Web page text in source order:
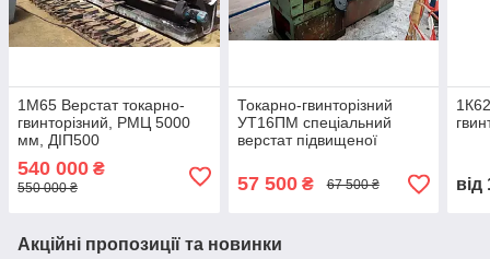
1М65 Верстат токарно-
гвинторізний, РМЦ 5000
мм, ДІП500
540 000 ₴
550 000 ₴
Токарно-гвинторізний
УТ16ПМ спеціальний
верстат підвищеної
57 500₴ 67 500 ₴ від
Акційні пропозиції та новинки